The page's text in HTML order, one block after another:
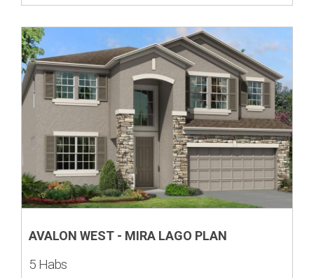
AVALON WEST - MIRA LAGO PLAN
5 Habs